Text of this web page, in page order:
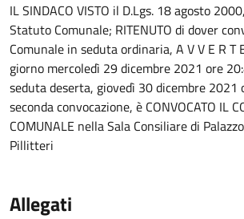
IL SINDACO VISTO il D.Lgs. 18 agosto
Statuto Comunale; RITENUTO di dover
Comunale in seduta ordinaria, A V V E R T
giorno mercoledì 29 dicembre 2021 ore
seduta deserta, giovedì 30 dicembre 2021
seconda convocazione, è CONVOCATO IL
COMUNALE nella Sala Consiliare di
Pillitteri
Allegati